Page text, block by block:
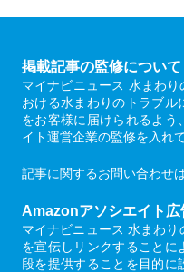
掲載記事の監修について
マイナビニュース 水まわ
おける水まわりのトラブル
をお客様に届けられるよう
イト運営企業の監修を入れ
記事に関するお問い合わせ
Amazonアソシエイト広
マイナビニュース 水まわ
を宣伝しリンクすることに
段を提供することを目的に